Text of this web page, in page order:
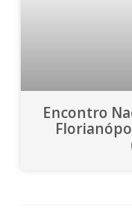
Encontro